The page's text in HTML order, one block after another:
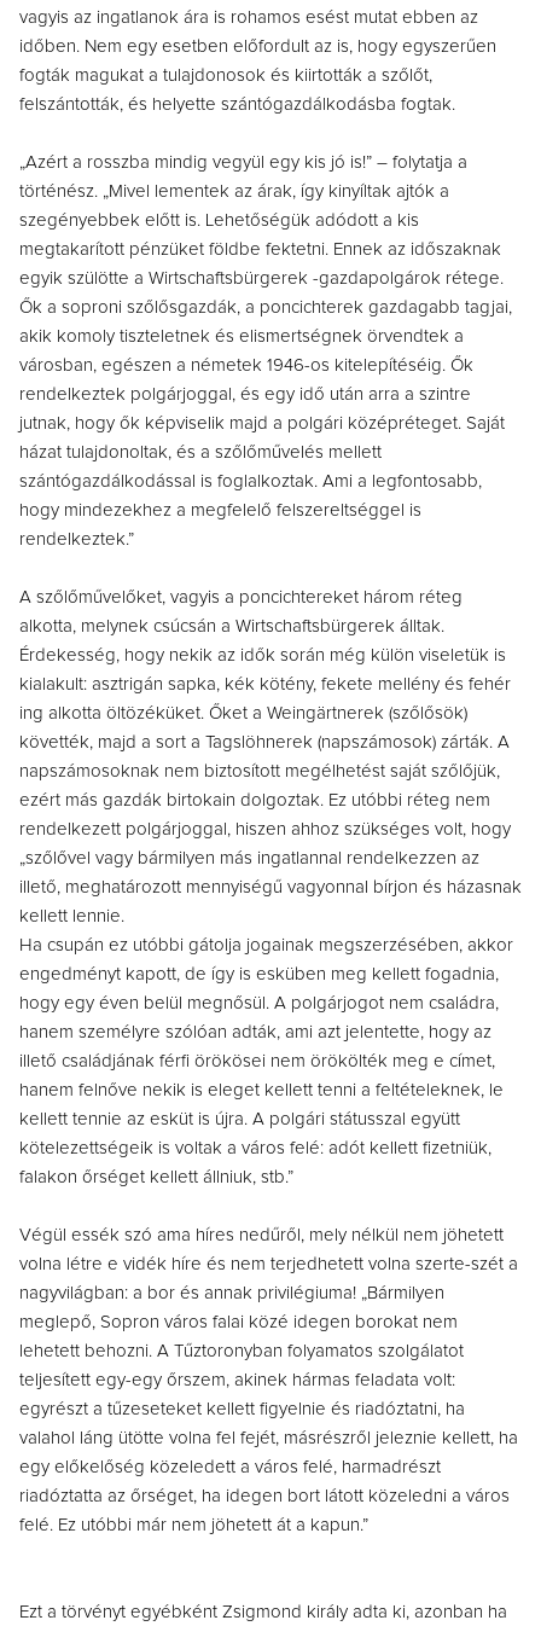
vagyis az ingatlanok ára is rohamos esést mutat ebben az
időben. Nem egy esetben előfordult az is, hogy egyszerűen
fogták magukat a tulajdonosok és kiirtották a szőlőt,
felszántották, és helyette szántógazdálkodásba fogtak.
„Azért a rosszba mindig vegyül egy kis jó is!” – folytatja a
történész. „Mivel lementek az árak, így kinyíltak ajtók a
szegényebbek előtt is. Lehetőségük adódott a kis
megtakarított pénzüket földbe fektetni. Ennek az időszaknak
egyik szülötte a Wirtschaftsbürgerek -gazdapolgárok rétege.
Ők a soproni szőlősgazdák, a poncichterek gazdagabb tagjai,
akik komoly tiszteletnek és elismertségnek örvendtek a
városban, egészen a németek 1946-os kitelepítéséig. Ők
rendelkeztek polgárjoggal, és egy idő után arra a szintre
jutnak, hogy ők képviselik majd a polgári középréteget. Saját
házat tulajdonoltak, és a szőlőművelés mellett
szántógazdálkodással is foglalkoztak. Ami a legfontosabb,
hogy mindezekhez a megfelelő felszereltséggel is
rendelkeztek.”
A szőlőművelőket, vagyis a poncichtereket három réteg
alkotta, melynek csúcsán a Wirtschaftsbürgerek álltak.
Érdekesség, hogy nekik az idők során még külön viseletük is
kialakult: asztrigán sapka, kék kötény, fekete mellény és fehér
ing alkotta öltözéküket. Őket a Weingärtnerek (szőlősök)
követték, majd a sort a Tagslöhnerek (napszámosok) zárták. A
napszámosoknak nem biztosított megélhetést saját szőlőjük,
ezért más gazdák birtokain dolgoztak. Ez utóbbi réteg nem
rendelkezett polgárjoggal, hiszen ahhoz szükséges volt, hogy
„szőlővel vagy bármilyen más ingatlannal rendelkezzen az
illető, meghatározott mennyiségű vagyonnal bírjon és házasnak
kellett lennie.
Ha csupán ez utóbbi gátolja jogainak megszerzésében, akkor
engedményt kapott, de így is esküben meg kellett fogadnia,
hogy egy éven belül megnősül. A polgárjogot nem családra,
hanem személyre szólóan adták, ami azt jelentette, hogy az
illető családjának férfi örökösei nem örökölték meg e címet,
hanem felnőve nekik is eleget kellett tenni a feltételeknek, le
kellett tennie az esküt is újra. A polgári státusszal együtt
kötelezettségeik is voltak a város felé: adót kellett fizetniük,
falakon őrséget kellett állniuk, stb.”
Végül essék szó ama híres nedűről, mely nélkül nem jöhetett
volna létre e vidék híre és nem terjedhetett volna szerte-szét a
nagyvilágban: a bor és annak privilégiuma! „Bármilyen
meglepő, Sopron város falai közé idegen borokat nem
lehetett behozni. A Tűztoronyban folyamatos szolgálatot
teljesített egy-egy őrszem, akinek hármas feladata volt:
egyrészt a tűzeseteket kellett figyelnie és riadóztatni, ha
valahol láng ütötte volna fel fejét, másrészről jeleznie kellett, ha
egy előkelőség közeledett a város felé, harmadrészt
riadóztatta az őrséget, ha idegen bort látott közeledni a város
felé. Ez utóbbi már nem jöhetett át a kapun.”
Ezt a törvényt egyébként Zsigmond király adta ki, azonban ha